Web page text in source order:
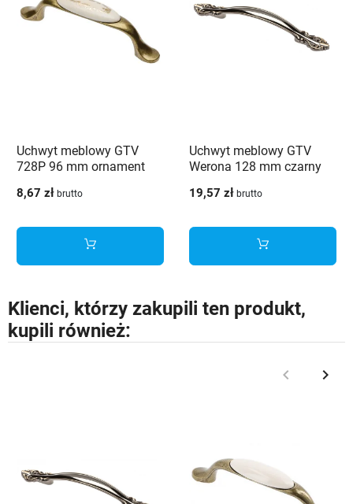
Uchwyt meblowy GTV
728P 96 mm ornament
8,67 zł brutto
Uchwyt meblowy GTV
Werona 128 mm czarny
19,57 zł brutto
Klienci, którzy zakupili ten produkt,
kupili również:
Poprzedni
keyboard_arrow_left keyboard_arrow_right